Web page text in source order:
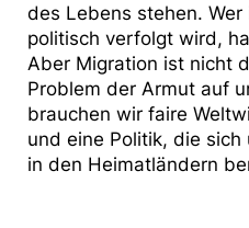
des Lebens stehen.
politisch verfolgt wird,
Aber Migration ist nicht
Problem der Armut auf
brauchen wir faire
und eine Politik, die sich
in den Heimatländern